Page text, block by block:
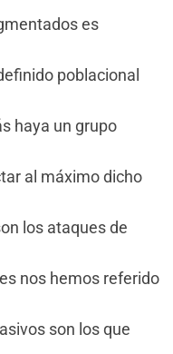
es
poblacional
haya un grupo
al máximo dicho
los ataques de
nos hemos referido
son los que